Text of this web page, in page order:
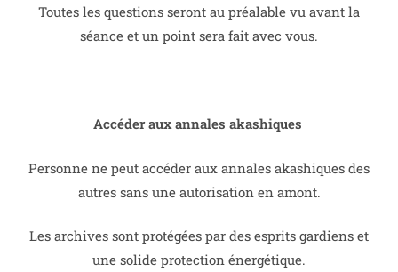
Toutes les questions seront au préalable vu avant la
séance et un point sera fait avec vous.
Accéder aux annales akashiques
Personne ne peut accéder aux annales akashiques des
autres sans une autorisation en amont.
Les archives sont protégées par des esprits gardiens et
une solide protection énergétique.